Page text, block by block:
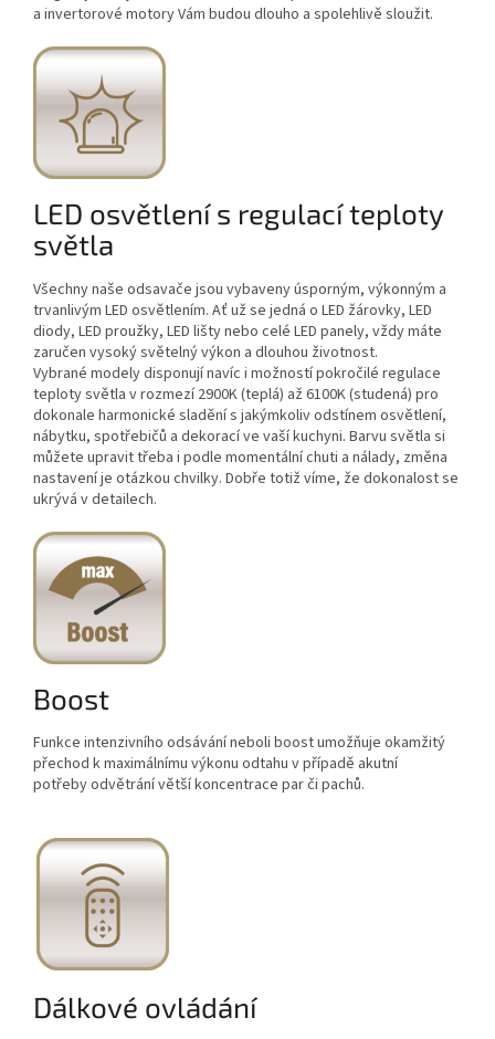
a invertorové motory Vám budou dlouho a spolehlivě sloužit.
LED osvětlení s regulací teploty
světla
Všechny naše odsavače jsou vybaveny úsporným, výkonným a
trvanlivým LED osvětlením. Ať už se jedná o LED žárovky, LED
diody, LED proužky, LED lišty nebo celé LED panely, vždy máte
zaručen vysoký světelný výkon a dlouhou životnost.
Vybrané modely disponují navíc i možností pokročilé regulace
teploty světla v rozmezí 2900K (teplá) až 6100K (studená) pro
dokonale harmonické sladění s jakýmkoliv odstínem osvětlení,
nábytku, spotřebičů a dekorací ve vaší kuchyni. Barvu světla si
můžete upravit třeba i podle momentální chuti a nálady, změna
nastavení je otázkou chvilky. Dobře totiž víme, že dokonalost se
ukrývá v detailech.
Boost
Funkce intenzivního odsávání neboli boost umožňuje okamžitý
přechod k maximálnímu výkonu odtahu v případě akutní
potřeby odvětrání větší koncentrace par či pachů.
Dálkové ovládání